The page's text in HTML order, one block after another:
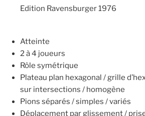
Edition Ravensburger 1976
Atteinte
2 à 4 joueurs
Rôle symétrique
Plateau plan hexagonal / grille
sur intersections / homogène
Pions séparés / simples / variés
Déplacement par glissement /